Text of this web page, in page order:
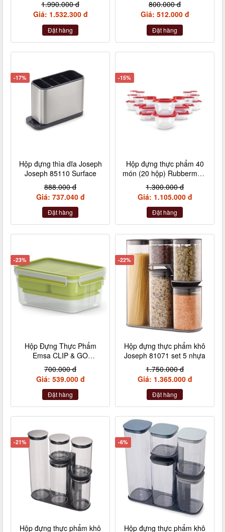
Skylight - Made in USA
1.990.000 đ
Giá: 1.532.300 đ
Đặt hàng
(hình tròn)
800.000 đ
Giá: 512.000 đ
Đặt hàng
-17%
Hộp đựng thìa dĩa Joseph
Joseph 85110 Surface
888.000 đ
Giá: 737.040 đ
Đặt hàng
-15%
Hộp đựng thực phẩm 40
món (20 hộp) Rubbermaid
TakeAlongs Màu đỏ Ruby
- Made in USA
1.300.000 đ
Giá: 1.105.000 đ
Đặt hàng
-23%
Hộp Đựng Thực Phẩm
Emsa CLIP & GO
Lunchbox XL 2,2L
N1071600 Made in
Germnay
700.000 đ
Giá: 539.000 đ
Đặt hàng
-22%
Hộp đựng thực phẩm khô
Joseph 81071 set 5 nhựa
1.750.000 đ
Giá: 1.365.000 đ
Đặt hàng
-21%
Hộp đựng thực phẩm khô
-6%
Hộp đựng thực phẩm khô